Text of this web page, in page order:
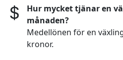
Hur mycket tjänar en
månaden?
Medellönen för en
kronor.